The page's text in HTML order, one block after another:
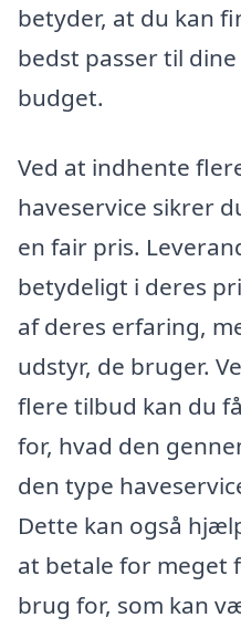
betyder, at du kan
bedst passer til
budget.
Ved at indhente
haveservice sikrer
en fair pris.
betydeligt i deres
af deres erfaring,
udstyr, de bruger.
flere tilbud kan du
for, hvad den
den type
Dette kan også
at betale for meget
brug for, som kan